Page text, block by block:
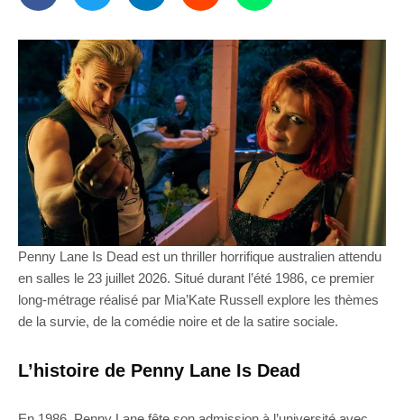
Penny Lane Is Dead est un thriller horrifique australien attendu
en salles le 23 juillet 2026. Situé durant l’été 1986, ce premier
long-métrage réalisé par Mia’Kate Russell explore les thèmes
de la survie, de la comédie noire et de la satire sociale.
L’histoire de Penny Lane Is Dead